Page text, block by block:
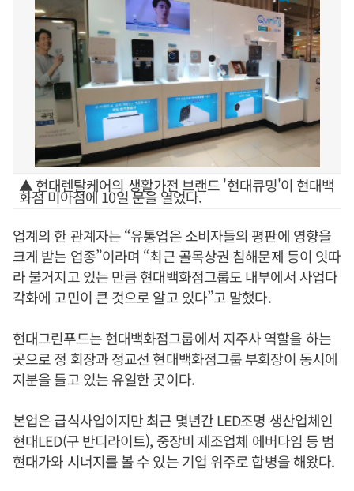
▲ 현대렌탈케어의 생활가전 브랜드 '현대큐밍'이 현대백
화점 미아점에 10일 문을 열었다.
업계의 한 관계자는 “유통업은 소비자들의 평판에 영향을
크게 받는 업종”이라며 “최근 골목상권 침해문제 등이 잇따
라 불거지고 있는 만큼 현대백화점그룹도 내부에서 사업다
각화에 고민이 큰 것으로 알고 있다”고 말했다.
현대그린푸드는 현대백화점그룹에서 지주사 역할을 하는
곳으로 정 회장과 정교선 현대백화점그룹 부회장이 동시에
지분을 들고 있는 유일한 곳이다.
본업은 급식사업이지만 최근 몇년간 LED조명 생산업체인
현대LED(구 반디라이트), 중장비 제조업체 에버다임 등 범
현대가와 시너지를 볼 수 있는 기업 위주로 합병을 해왔다.